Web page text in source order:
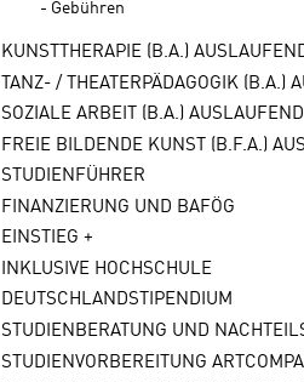
Gebühren
KUNSTTHERAPIE (B.A.)
TANZ- / THEATERPÄDAGOGIK (B.A.)
SOZIALE ARBEIT (B.A.) AUSLAUFEND
FREIE BILDENDE KUNST (B.F.A.)
STUDIENFÜHRER
FINANZIERUNG UND BAFÖG
EINSTIEG +
INKLUSIVE HOCHSCHULE
DEUTSCHLANDSTIPENDIUM
STUDIENBERATUNG UND
STUDIENVORBEREITUNG